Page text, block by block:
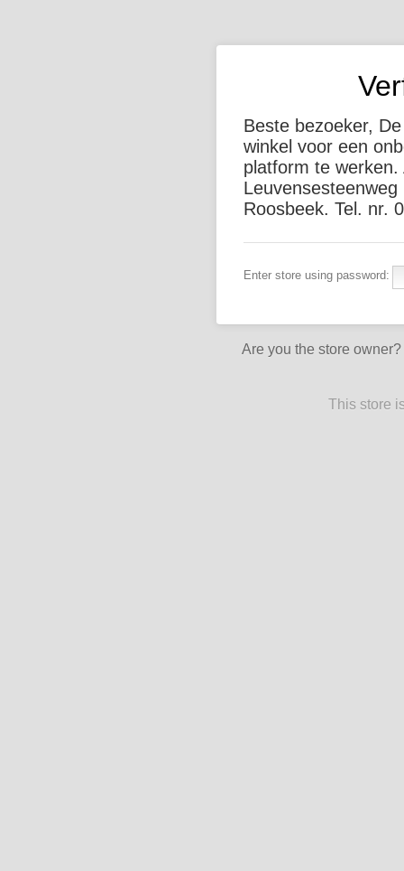
Beste bezoeker,
winkel voor een
platform te
Roosbeek. Tel. nr.
Enter store using password:
Are you the store owner?
This store